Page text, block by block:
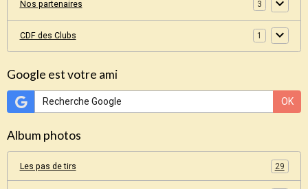
Nos partenaires 3
CDF des Clubs 1
Google est votre ami
OK
Album photos
Les pas de tirs 29